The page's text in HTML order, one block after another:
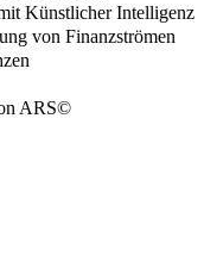
Künstlicher Intelligenz
von Finanzströmen
ARS©